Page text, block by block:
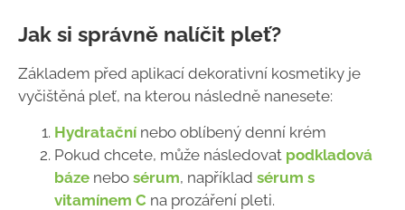
Jak si správně nalíčit pleť?
Základem před aplikací dekorativní kosmetiky je
vyčištěná pleť, na kterou následně nanesete:
Hydratačnínebo oblíbený denní krém
Pokud chcete, může následovat podkladová
báze nebo sérum, například sérum s
vitamínem C na prozáření pleti.